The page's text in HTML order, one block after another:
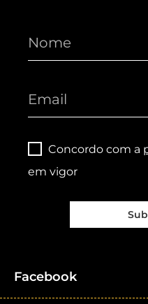
Concordo com a
em vigor
Facebook